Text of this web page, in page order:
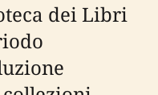
dei Libri